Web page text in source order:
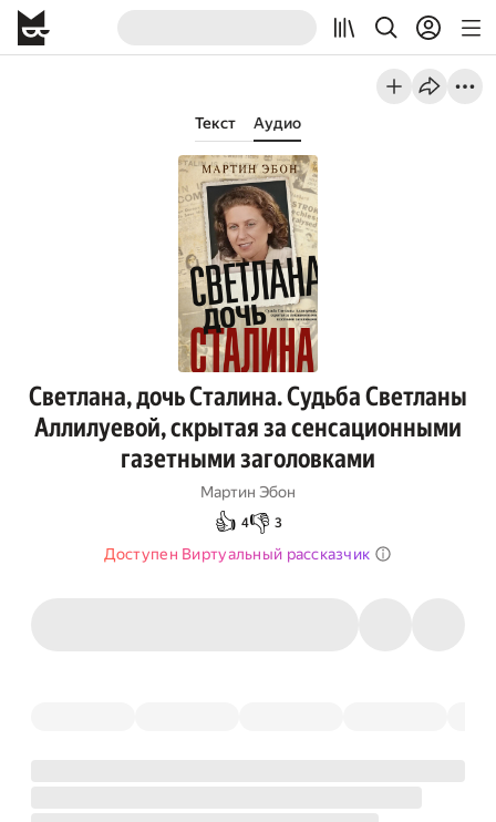
Текст Аудио
Светлана, дочь Сталина. Судьба Светланы
Аллилуевой, скрытая за сенсационными
газетными заголовками
Мартин Эбон
👍 4👎 3
Доступен Виртуальный рассказчик